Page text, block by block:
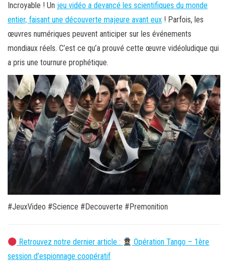
Incroyable ! Un jeu vidéo a devancé les scientifiques du monde
entier, faisant une découverte majeure avant eux ! Parfois, les
œuvres numériques peuvent anticiper sur les événements
mondiaux réels. C’est ce qu’a prouvé cette œuvre vidéoludique qui
a pris une tournure prophétique.
#JeuxVideo #Science #Decouverte #Premonition
Retrouvez notre dernier article :
Opération Tango – 1ère
session d’espionnage coopératif